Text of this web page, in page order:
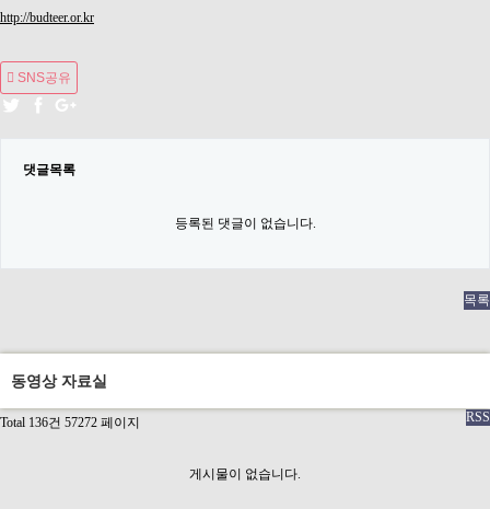
http://budteer.or.kr
SNS공유
댓글목록
등록된 댓글이 없습니다.
목록
동영상 자료실
Total 136건 57272 페이지 RSS
게시물이 없습니다.